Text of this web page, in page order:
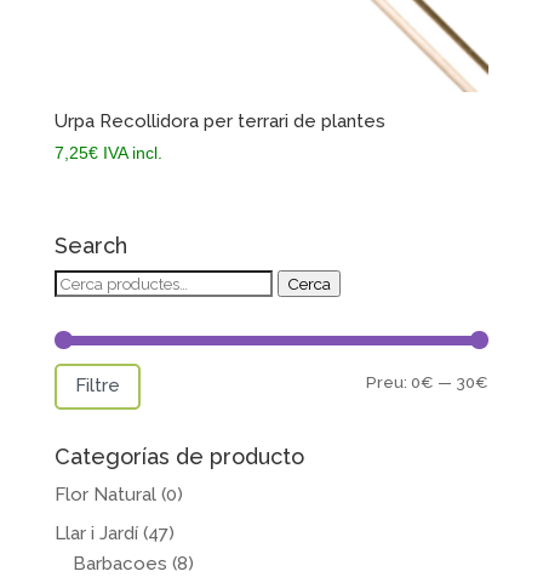
Urpa Recollidora per terrari de plantes
7,25€ IVA incl.
Search
Cerca: Cerca
Filtre Preu: 0€ — 30€
Categorías de producto
Flor Natural (0)
Llar i Jardí (47)
Barbacoes (8)